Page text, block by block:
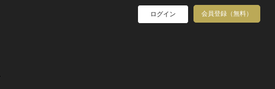
ログイン 会員登録（無料）